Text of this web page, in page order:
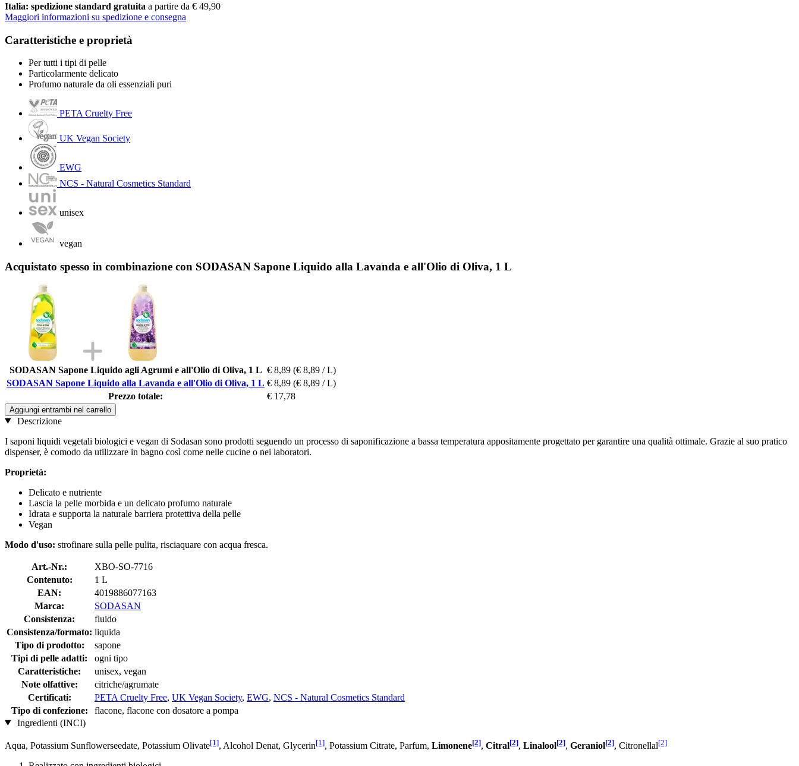
Italia: spedizione standard gratuita a partire da € 49,90
Maggiori informazioni su spedizione e consegna
Caratteristiche e proprietà
Per tutti i tipi di pelle
Particolarmente delicato
Profumo naturale da oli essenziali puri
PETA Cruelty Free
UK Vegan Society
EWG
NCS - Natural Cosmetics Standard
unisex
vegan
Acquistato spesso in combinazione con SODASAN Sapone Liquido alla Lavanda e all'Olio di Oliva, 1 L
SODASAN Sapone Liquido agli Agrumi e all'Olio di Oliva, 1 L € 8,89 (€ 8,89 / L)
SODASAN Sapone Liquido alla Lavanda e all'Olio di Oliva, 1 L € 8,89 (€ 8,89 / L)
Prezzo totale:
€ 17,78
Aggiungi entrambi nel carrello
Descrizione
I saponi liquidi vegetali biologici e vegan di Sodasan sono prodotti seguendo un processo di saponificazione a bassa temperatura appositamente progettato per garantire una qualità ottimale. Grazie al suo pratico
dispenser, è comodo da utilizzare in bagno così come nelle cucine o nei laboratori.
Proprietà:
Delicato e nutriente
Lascia la pelle morbida e un delicato profumo naturale
Idrata e supporta la naturale barriera protettiva della pelle
Vegan
Modo d'uso: strofinare sulla pelle pulita, risciaquare con acqua fresca.
Art.-Nr.:
XBO-SO-7716
Contenuto:
1 L
EAN:
4019886077163
Marca:
SODASAN
Consistenza:
fluido
Consistenza/formato: liquida
Tipo di prodotto:
sapone
Tipi di pelle adatti:
ogni tipo
Caratteristiche:
unisex, vegan
Note olfattive:
citriche/agrumate
Certificati:
PETA Cruelty Free, UK Vegan Society, EWG, NCS - Natural Cosmetics Standard
Tipo di confezione:
flacone, flacone con dosatore a pompa
Ingredienti (INCI)
Aqua, Potassium Sunflowerseedate, Potassium Olivate[1], Alcohol Denat, Glycerin[1], Potassium Citrate, Parfum, Limonene[2], Citral[2], Linalool[2], Geraniol[2], Citronellal[2]